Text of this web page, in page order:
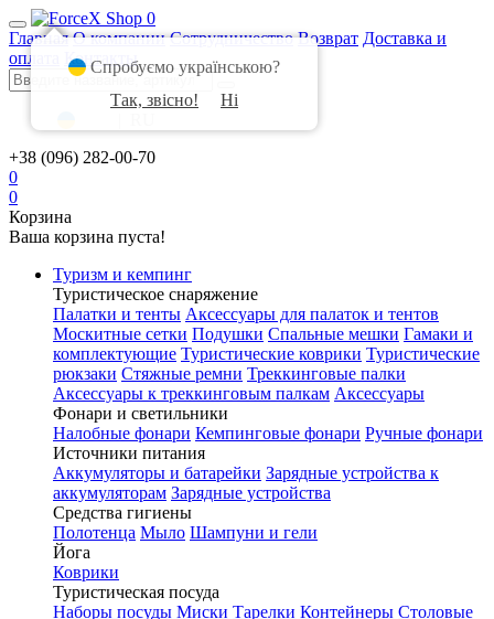
0
Главная О компании Сотрудничество Возврат Доставка и
оплата
Контакты
+38 (096) 282-00-70
0
0
Корзина
Ваша корзина пуста!
Туризм и кемпинг
Туристическое снаряжение
Палатки и тенты Аксессуары для палаток и тентов
Москитные сетки Подушки Спальные мешки Гамаки и
комплектующие Туристические коврики Туристические
рюкзаки Стяжные ремни Треккинговые палки
Аксессуары к треккинговым палкам Аксессуары
Фонари и светильники
Налобные фонари Кемпинговые фонари Ручные фонари
Источники питания
Аккумуляторы и батарейки Зарядные устройства к
аккумуляторам Зарядные устройства
Средства гигиены
Полотенца Мыло Шампуни и гели
Йога
Коврики
Туристическая посуда
Наборы посуды Миски Тарелки Контейнеры Столовые
Спробуємо українською?
Так, звісно!
Ні